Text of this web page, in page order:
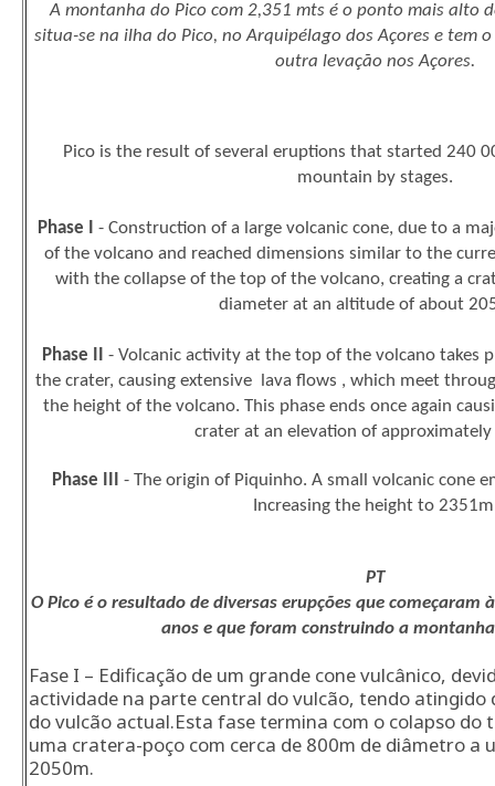
A montanha do Pico com 2,351 mts é o ponto mais alto
situa-se na ilha do Pico, no Arquipélago dos Açores e tem
outra levação nos Açores.
Pico is the result of several eruptions that started 240
mountain by stages.
Phase I
- Construction of a large volcanic cone, due to a
of the volcano and reached dimensions similar to the
with the collapse of the top of the volcano, creating a
diameter at an altitude of about
Phase II
- Volcanic activity at the top of the volcano takes
the crater, causing extensive lava flows , which meet
the height of the volcano. This phase ends once again
crater at an elevation of
Phase III
- The origin of Piquinho. A small volcanic cone
Increasing the height to
PT
O Pico é o resultado de diversas erupções que começaram
anos e que foram construindo a
Fase I – Edificação de um grande cone vulcânico,
actividade na parte central do vulcão, tendo atingido
do vulcão actual.Esta fase termina com o colapso
uma cratera-poço com cerca de 800m de diâmetro a
2050m.